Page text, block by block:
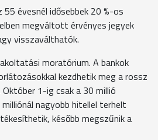
évesnél idősebbek 20 %-os
megváltott érvényes jegyek
visszaválthatók.
moratórium. A bankok
kezdhetik meg a rossz
1-ig csak a 30 millió
nagyobb hitellel terhelt
később megszűnik a